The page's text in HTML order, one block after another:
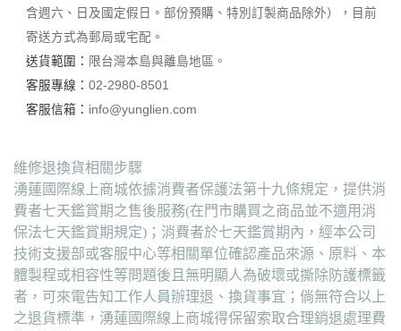
含週六、日及國定假日。部份預購、特別訂製商品除外），目前
寄送方式為郵局或宅配。
送貨範圍： 限台灣本島與離島地區。
客服專線： 02-2980-8501
客服信箱： info@yunglien.com
維修退換貨相關步驟
湧蓮國際線上商城依據消費者保護法第十九條規定，提供消
費者七天鑑賞期之售後服務(在門市購買之商品並不適用消
保法七天鑑賞期規定)；消費者於七天鑑賞期內，經本公司
技術支援部或客服中心等相關單位確認產品來源、原料、本
體製程或相容性等問題後且無明顯人為破壞或撕除防護標籤
者，可來電告知工作人員辦理退、換貨事宜；倘無符合以上
之退貨標準，湧蓮國際線上商城得保留索取合理銷退處理費